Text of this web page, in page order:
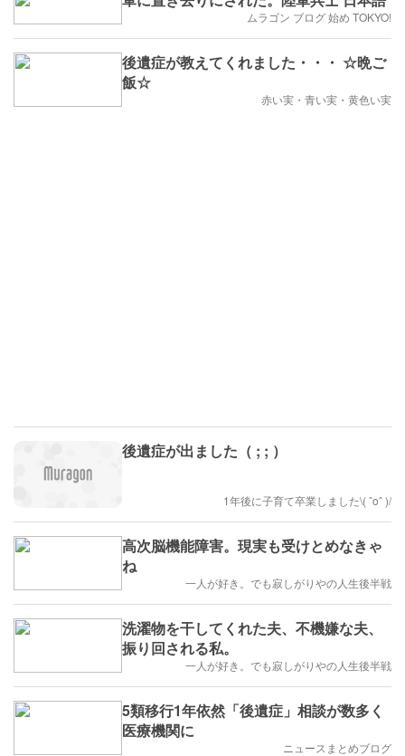
ムラゴン ブログ 始め TOKYO!
後遺症が教えてくれました・・・ ☆晩ご
飯☆
赤い実・青い実・黄色い実
後遺症が出ました（ ; ; ）
1年後に子育て卒業しました\( ˆoˆ )/
高次脳機能障害。現実も受けとめなきゃ
ね
一人が好き。でも寂しがりやの人生後半戦
洗濯物を干してくれた夫、不機嫌な夫、
振り回される私。
一人が好き。でも寂しがりやの人生後半戦
5類移行1年依然「後遺症」相談が数多く
医療機関に
ニュースまとめブログ